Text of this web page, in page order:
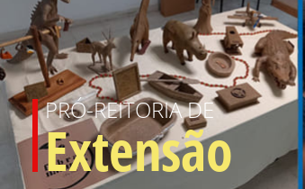
PRÓ-REITORIA DE
Extensão